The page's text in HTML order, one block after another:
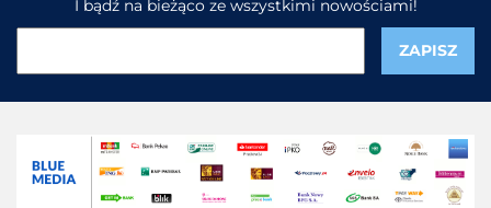
I bądź na bieżąco ze wszystkimi nowościami!